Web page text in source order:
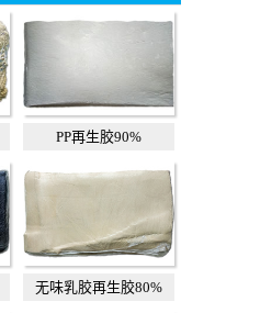
PP再生胶90%
无味乳胶再生胶80%